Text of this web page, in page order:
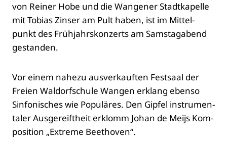
von Rei­ner Hobe und die Wan­ge­ner Stadt­ka­pel­le
mit Tobi­as Zins­er am Pult haben, ist im Mit­tel­
punkt des Früh­jahrs­kon­zerts am Sams­tag­abend
gestan­den.
Vor einem nahe­zu aus­ver­kauf­ten Fest­saal der
Frei­en Wal­dorf­schu­le Wan­gen erklang eben­so
Sin­fo­ni­sches wie Popu­lä­res. Den Gip­fel instru­men­
ta­ler Aus­ge­reift­heit erklomm Johan de Meijs Kom­
po­si­ti­on „Extre­me Beet­ho­ven“.